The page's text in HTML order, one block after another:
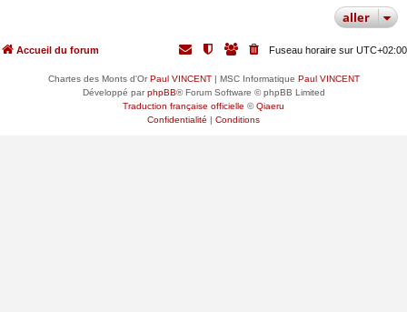
aller
Accueil du forum Fuseau horaire sur UTC+02:00
Chartes des Monts d'OrPaul VINCENT| MSC Informatique Paul VINCENT
Développé parphpBB® Forum Software © phpBB Limited
Traduction française officielle ©Qiaeru
Confidentialité | Conditions